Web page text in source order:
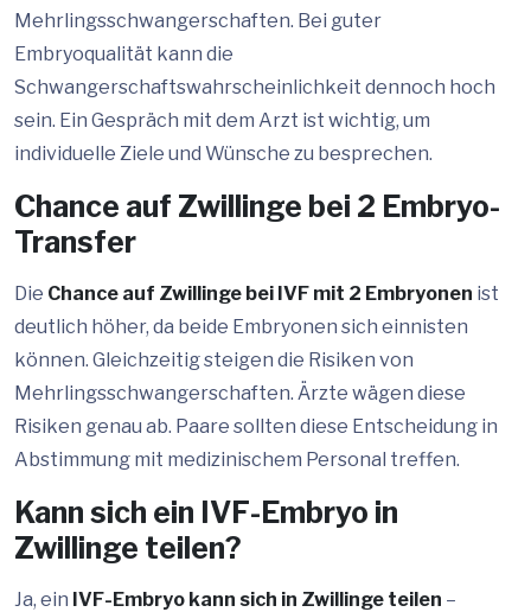
Mehrlingsschwangerschaften. Bei guter
Embryoqualität kann die
Schwangerschaftswahrscheinlichkeit dennoch hoch
sein. Ein Gespräch mit dem Arzt ist wichtig, um
individuelle Ziele und Wünsche zu besprechen.
Chance auf Zwillinge bei 2 Embryo-
Transfer
Die Chance auf Zwillinge bei IVF mit 2 Embryonen ist
deutlich höher, da beide Embryonen sich einnisten
können. Gleichzeitig steigen die Risiken von
Mehrlingsschwangerschaften. Ärzte wägen diese
Risiken genau ab. Paare sollten diese Entscheidung in
Abstimmung mit medizinischem Personal treffen.
Kann sich ein IVF-Embryo in
Zwillinge teilen?
Ja, ein IVF-Embryo kann sich in Zwillinge teilen –